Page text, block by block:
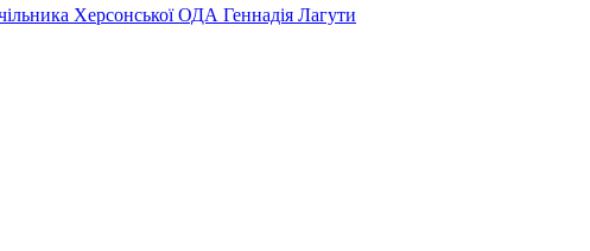
Херсонської ОДА Геннадія Лагути